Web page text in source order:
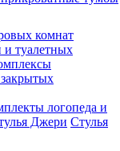
комнат
и туалетных
логопеда и
Джери Стулья